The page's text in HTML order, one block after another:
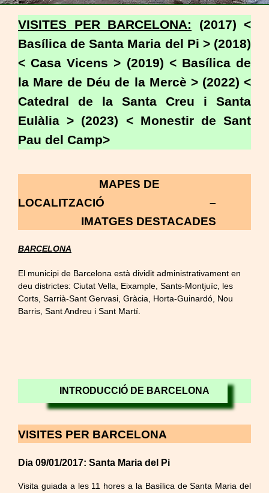
VISITES PER BARCELONA: (2017) <
Basílica de Santa Maria del Pi > (2018)
< Casa Vicens > (2019) < Basílica de
la Mare de Déu de la Mercè > (2022) <
Catedral de la Santa Creu i Santa
Eulàlia > (2023) < Monestir de Sant
Pau del Camp>
MAPES DE
LOCALITZACIÓ –
IMATGES DESTACADES
BARCELONA
El municipi de Barcelona està dividit administrativament en
deu districtes: Ciutat Vella, Eixample, Sants-Montjuïc, les
Corts, Sarrià-Sant Gervasi, Gràcia, Horta-Guinardó, Nou
Barris, Sant Andreu i Sant Martí.
INTRODUCCIÓ DE BARCELONA
VISITES PER BARCELONA
Dia 09/01/2017: Santa Maria del Pi
Visita guiada a les 11 hores a la Basílica de Santa Maria del